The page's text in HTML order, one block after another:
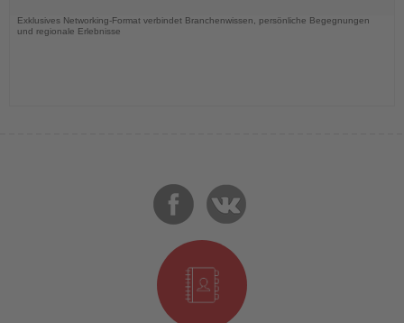
Exklusives Networking-Format verbindet Branchenwissen, persönliche Begegnungen
und regionale Erlebnisse